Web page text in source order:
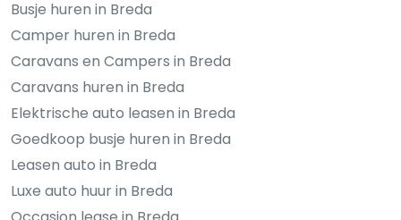
Busje huren in Breda
Camper huren in Breda
Caravans en Campers in Breda
Caravans huren in Breda
Elektrische auto leasen in Breda
Goedkoop busje huren in Breda
Leasen auto in Breda
Luxe auto huur in Breda